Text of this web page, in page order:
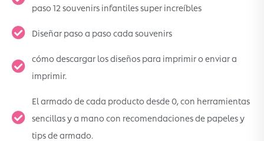
paso 12 souvenirs infantiles super increíbles
Diseñar paso a paso cada souvenirs
cómo descargar los diseños para imprimir o enviar a
imprimir.
El armado de cada producto desde 0, con herramientas
sencillas y a mano con recomendaciones de papeles y
tips de armado.